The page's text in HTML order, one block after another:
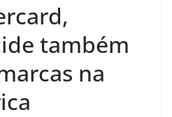
também
na